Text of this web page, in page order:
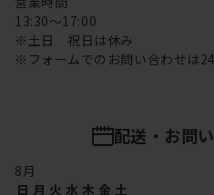
13:30～17:00
※土日 祝日は休み
※フォームでのお問い合わせは
配送・お問
8月
日 月 火 水 木 金 土